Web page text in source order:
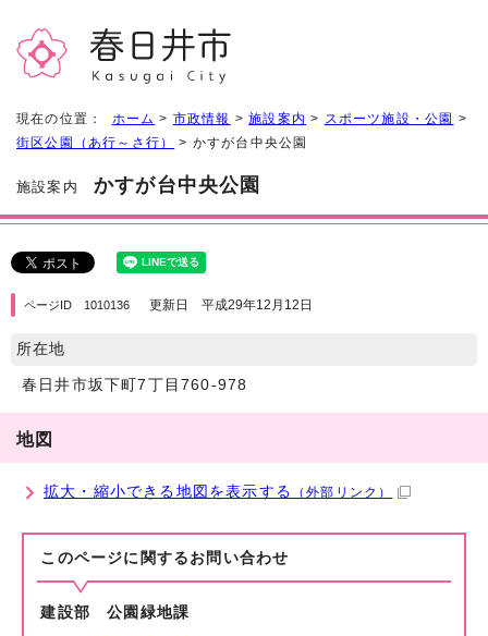
現在の位置： ホーム > 市政情報 >施設案内 > スポーツ施設・公園 >
街区公園（あ行～さ行）
> かすが台中央公園
施設案内 かすが台中央公園
ページID 1010136 更新日 平成29年12月12日
所在地
春日井市坂下町7丁目760-978
地図
拡大・縮小できる地図を表示する （外部リンク）
このページに関する お問い合わせ
建設部 公園緑地課